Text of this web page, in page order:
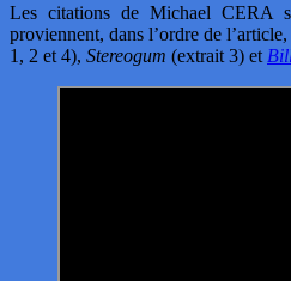
Les citations de Michael CERA
proviennent, dans l’ordre de
1, 2 et 4), Stereogum (extrait 3) et